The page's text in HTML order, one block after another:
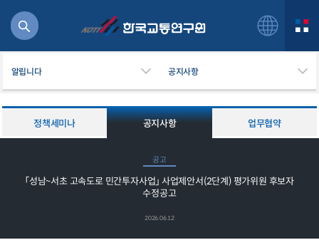
알립니다 공지사항
정책세미나 공지사항 업무협약
공고
「성남~서초 고속도로 민간투자사업」 사업제안서(2단계) 평가위원 후보자
수정공고
2026.06.12